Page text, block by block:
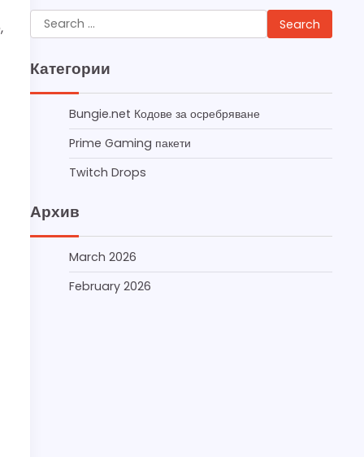
Search
for:
Категории
Bungie.net Кодове за осребряване
Prime Gaming пакети
Twitch Drops
Архив
March 2026
February 2026